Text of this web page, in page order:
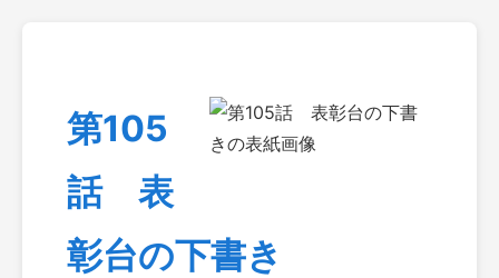
第105
話 表
彰台の下書き